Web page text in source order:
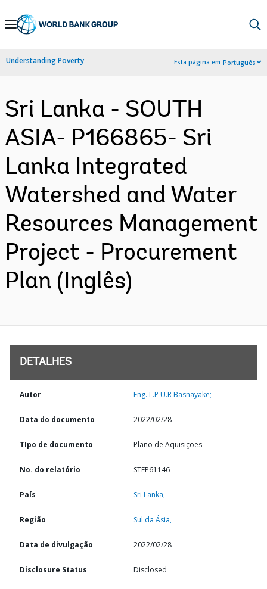
Skip
Navigation
Understanding Poverty Esta página em:Português
Sri Lanka - SOUTH
ASIA- P166865- Sri
Lanka Integrated
Watershed and Water
Resources Management
Project - Procurement
Plan (Inglês)
DETALHES
Autor Eng. L.P U.R Basnayake;
Data do documento 2022/02/28
TIpo de documento Plano de Aquisições
No. do relatório STEP61146
País Sri Lanka,
Região Sul da Ásia,
Data de divulgação 2022/02/28
Disclosure Status Disclosed